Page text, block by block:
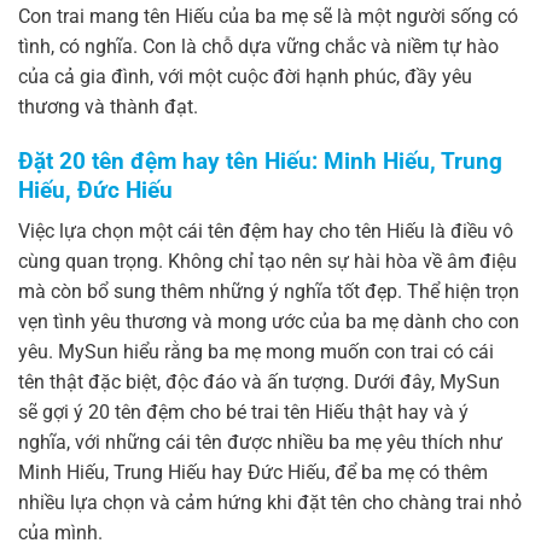
Con trai mang tên Hiếu của ba mẹ sẽ là một người sống có
tình, có nghĩa. Con là chỗ dựa vững chắc và niềm tự hào
của cả gia đình, với một cuộc đời hạnh phúc, đầy yêu
thương và thành đạt.
Đặt 20 tên đệm hay tên Hiếu: Minh Hiếu, Trung
Hiếu, Đức Hiếu
Việc lựa chọn một cái tên đệm hay cho tên Hiếu là điều vô
cùng quan trọng. Không chỉ tạo nên sự hài hòa về âm điệu
mà còn bổ sung thêm những ý nghĩa tốt đẹp. Thể hiện trọn
vẹn tình yêu thương và mong ước của ba mẹ dành cho con
yêu. MySun hiểu rằng ba mẹ mong muốn con trai có cái
tên thật đặc biệt, độc đáo và ấn tượng. Dưới đây, MySun
sẽ gợi ý 20 tên đệm cho bé trai tên Hiếu thật hay và ý
nghĩa, với những cái tên được nhiều ba mẹ yêu thích như
Minh Hiếu, Trung Hiếu hay Đức Hiếu, để ba mẹ có thêm
nhiều lựa chọn và cảm hứng khi đặt tên cho chàng trai nhỏ
của mình.